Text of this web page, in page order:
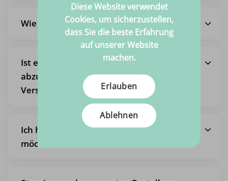
Wie hoch sind die Versandkosten?
Ist es auch möglich, eine Bestellung
abzuholen, so dass ich keine
Versandkosten bezahle?
Ich habe eine Bestellung aufgegeben,
möchte sie aber ändern
Diese Website verwendet
Cookies, um sicherzustellen,
dass Sie die beste Erfahrung
auf unserer Website
machen.
Erlauben
Ablehnen